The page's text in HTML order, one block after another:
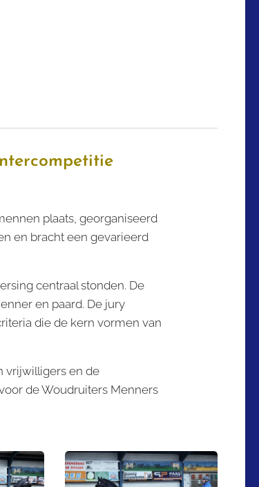
plaats, georganiseerd
en bracht een gevarieerd
centraal stonden. De
en paard. De jury
die de kern vormen van
vrijwilligers en de
de Woudruiters Menners